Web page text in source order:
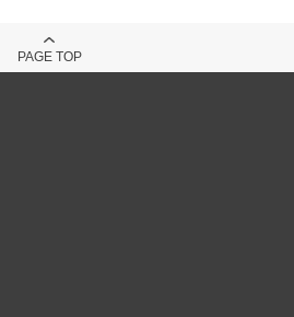
PAGE TOP